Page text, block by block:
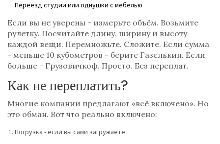
Переезд студии или однушки с мебелью
Если вы не уверены - измерьте объём. Возьмите
рулетку. Посчитайте длину, ширину и высоту
каждой вещи. Перемножьте. Сложите. Если сумма
- меньше 10 кубометров - берите Газелькин. Если
больше - Грузовичкоф. Просто. Без переплат.
Как не переплатить?
Многие компании предлагают «всё включено». Но
это обман. Вот что реально включено:
Погрузка - если вы сами загружаете